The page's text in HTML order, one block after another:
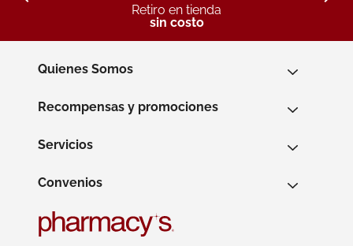
Retiro en tienda
sin costo
Quienes Somos
Recompensas y promociones
Servicios
Convenios